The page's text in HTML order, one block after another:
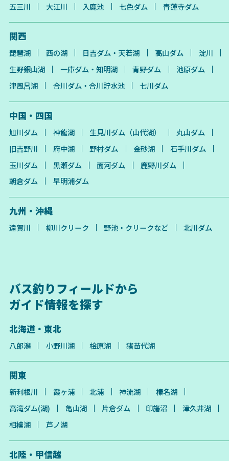
五三川 大江川 入鹿池 七色ダム 青蓮寺ダム
関西
琵琶湖 西の湖 日吉ダム・天若湖 高山ダム
淀川
生野銀山湖
一庫ダム・知明湖 青野ダム
池原ダム
津風呂湖
合川ダム・合川貯水池 七川ダム
中国・四国
旭川ダム 神龍湖 生見川ダム（山代湖）
丸山ダム
旧吉野川
府中湖 野村ダム 金砂湖
石手川ダム
玉川ダム
黒瀬ダム 面河ダム
鹿野川ダム
朝倉ダム
早明浦ダム
九州・沖縄
遠賀川 柳川クリーク 野池・クリークなど 北川ダム
バス釣りフィールドから
ガイド情報を探す
北海道・東北
八郎潟 小野川湖 桧原湖 猪苗代湖
関東
新利根川 霞ヶ浦 北浦 神流湖
榛名湖
高滝ダム(湖)
亀山湖 片倉ダム 印旛沼
津久井湖
相模湖
芦ノ湖
北陸・甲信越